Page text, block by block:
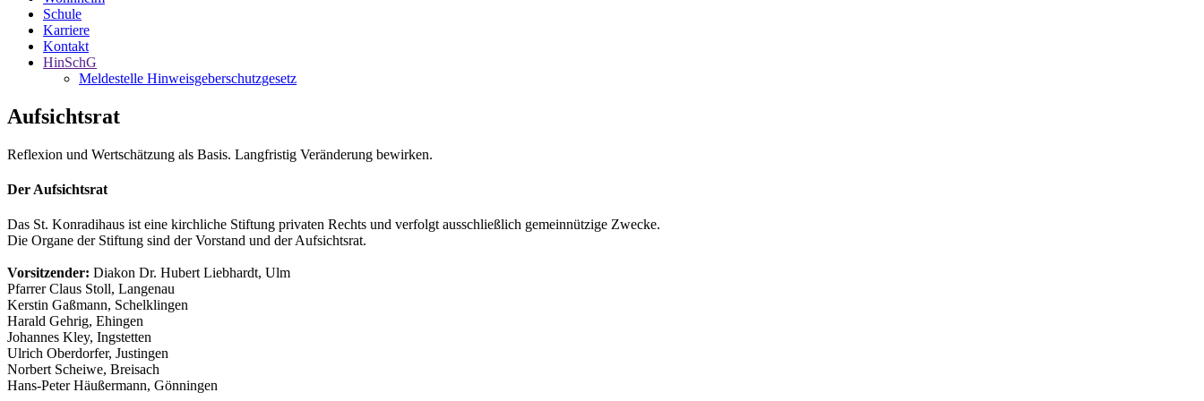
Schule
Karriere
Kontakt
HinSchG
Meldestelle Hinweisgeberschutzgesetz
Aufsichtsrat
Reflexion und Wertschätzung als Basis. Langfristig Veränderung bewirken.
Der Aufsichtsrat
Das St. Konradihaus ist eine kirchliche Stiftung privaten Rechts und verfolgt ausschließlich gemeinnützige Zwecke.
Die Organe der Stiftung sind der Vorstand und der Aufsichtsrat.
Vorsitzender: Diakon Dr. Hubert Liebhardt, Ulm
Pfarrer Claus Stoll, Langenau
Kerstin Gaßmann, Schelklingen
Harald Gehrig, Ehingen
Johannes Kley, Ingstetten
Ulrich Oberdorfer, Justingen
Norbert Scheiwe, Breisach
Hans-Peter Häußermann, Gönningen